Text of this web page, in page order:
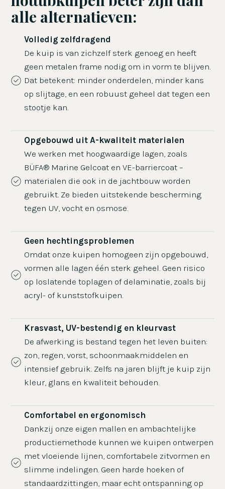
alle alternatieven:
Volledig zelfdragend
De kuip is van zichzelf sterk genoeg en heeft
geen metalen frame nodig om in vorm te blijven.
Dat betekent: minder onderdelen, minder kans
op slijtage, en een robuust geheel dat tegen een
stootje kan.
Opgebouwd uit A-kwaliteit materialen
We werken met hoogwaardige lagen, zoals
BÜFA® Marine Gelcoat en VE-barriercoat –
materialen die ook in de jachtbouw worden
gebruikt. Ze bieden uitstekende bescherming
tegen UV, vocht en osmose.
Geen hechtingsproblemen
Omdat onze kuipen homogeen zijn opgebouwd,
vormen alle lagen één sterk geheel. Geen risico
op loslatende toplagen of delaminatie, zoals bij
acryl- of kunststofkuipen.
Krasvast, UV-bestendig en kleurvast
De afwerking is bestand tegen het leven buiten:
zon, regen, vorst, schoonmaakmiddelen en
intensief gebruik. Zelfs na jaren blijft je kuip zijn
kleur, glans en kwaliteit behouden.
Comfortabel en ergonomisch
Dankzij onze eigen mallen en ambachtelijke
productiemethode kunnen we kuipen ontwerpen
met vloeiende lijnen, comfortabele zitvormen en
slimme indelingen. Geen harde hoeken of
standaardzittingen, maar echt ontspanning op